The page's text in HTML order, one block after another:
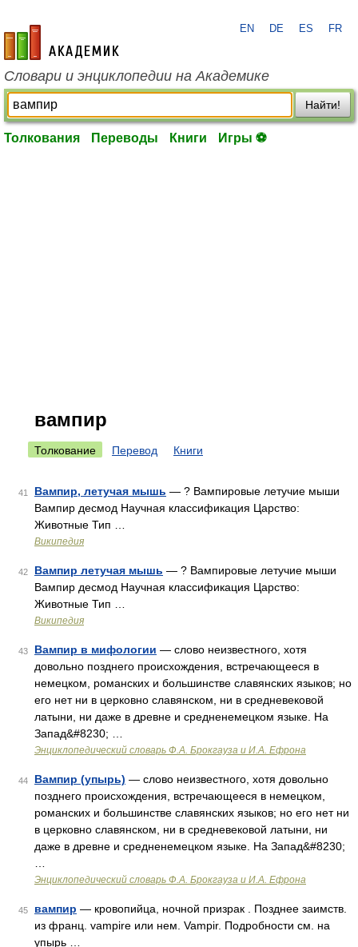
academic.ru
EN DE ES FR
Словари и энциклопедии на Академике
Найти!
Толкования Переводы Книги Игры ⚽
вампир
Толкование Перевод Книги
41 Вампир, летучая мышь — ? Вампировые летучие мыши
Вампир десмод Научная классификация Царство:
Животные Тип …
Википедия
42 Вампир летучая мышь — ? Вампировые летучие мыши
Вампир десмод Научная классификация Царство:
Животные Тип …
Википедия
43 Вампир в мифологии — слово неизвестного, хотя
довольно позднего происхождения, встречающееся в
немецком, романских и большинстве славянских языков; но
его нет ни в церковно славянском, ни в средневековой
латыни, ни даже в древне и средненемецком языке. На
Запад&#8230; …
Энциклопедический словарь Ф.А. Брокгауза и И.А. Ефрона
44 Вампир (упырь) — слово неизвестного, хотя довольно
позднего происхождения, встречающееся в немецком,
романских и большинстве славянских языков; но его нет ни
в церковно славянском, ни в средневековой латыни, ни
даже в древне и средненемецком языке. На Запад&#8230;
Энциклопедический словарь Ф.А. Брокгауза и И.А. Ефрона
45 вампир — кровопийца, ночной призрак . Позднее заимств.
из франц. vampire или нем. Vampir. Подробности см. на
упырь …